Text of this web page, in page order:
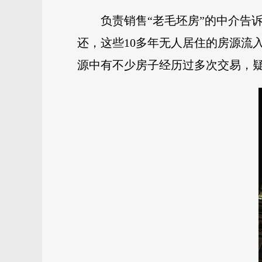
负责销售“老毛坯房”的中介告
还，这些10多年无人居住的房源流
源中有不少房子经历过多次交易，